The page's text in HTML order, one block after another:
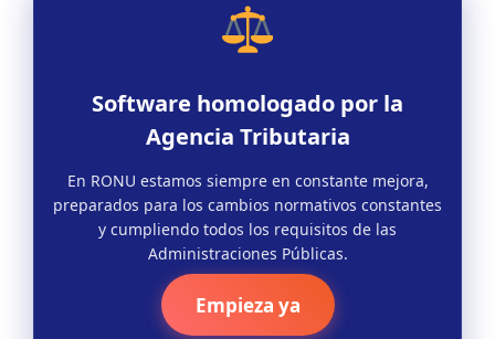
Software homologado por la
Agencia Tributaria
En RONU estamos siempre en constante mejora,
preparados para los cambios normativos constantes
y cumpliendo todos los requisitos de las
Administraciones Públicas.
Empieza ya